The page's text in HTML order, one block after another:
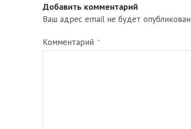
Добавить комментарий
Ваш адрес email не будет опубликован.
Комментарий *